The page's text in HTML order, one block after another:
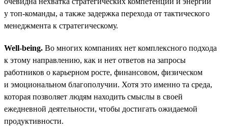
у топ-команды, а также задержка перехода от тактического
менеджмента к стратегическому.
Well-being. Во многих компаниях нет комплексного подхода
к этому направлению, как и нет ответов на запросы
работников о карьерном росте, финансовом, физическом
и эмоциональном благополучии. Хотя это именно та среда,
которая позволяет людям находить смыслы в своей
ежедневной деятельности, чтобы достигать ожидаемой
продуктивности.